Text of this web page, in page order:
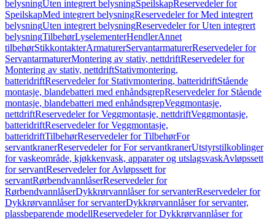
belysningUten integrert belysningSpeilskapReservedeler for
SpeilskapMed integrert belysningReservedeler for Med integrert
belysningUten integrert belysningReservedeler for Uten integrert
belysningTilbehørLyselementerHendlerAnnet
tilbehørStikkontakterArmaturerServantarmaturerReservedeler for
ServantarmaturerMontering av stativ, nettdriftReservedeler for
Montering av stativ, nettdriftStativmontering,
batteridriftReservedeler for Stativmontering, batteridriftStående
montasje, blandebatteri med enhåndsgrepReservedeler for Stående
montasje, blandebatteri med enhåndsgrepVeggmontasje,
nettdriftReservedeler for Veggmontasje, nettdriftVeggmontasje,
batteridriftReservedeler for Veggmontasje,
batteridriftTilbehørReservedeler for TilbehørFor
servantkranerReservedeler for For servantkranerUtstyrstilkoblinger
for vaskeområde, kjøkkenvask, apparater og utslagsvaskAvløpssett
for servantReservedeler for Avløpssett for
servantRørbendvannlåserReservedeler for
RørbendvannlåserDykkrørvannlåser for servanterReservedeler for
Dykkrørvannlåser for servanterDykkrørvannlåser for servanter,
plassbeparende modellReservedeler for Dykkrørvannlåser for